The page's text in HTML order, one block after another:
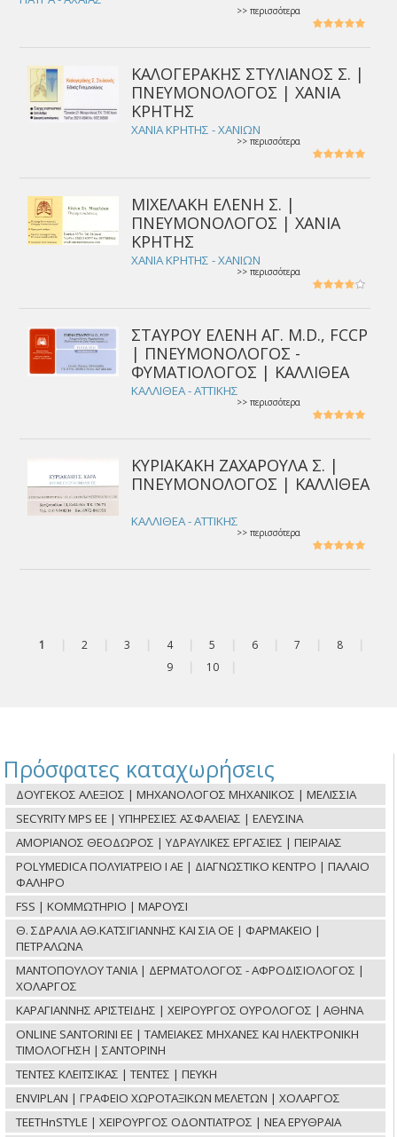
>> περισσότερα
ΚΑΛΟΓΕΡΑΚΗΣ ΣΤΥΛΙΑΝΟΣ Σ. |
ΠΝΕΥΜΟΝΟΛΟΓΟΣ | ΧΑΝΙΑ
ΚΡΗΤΗΣ
ΧΑΝΙΑ ΚΡΗΤΗΣ - ΧΑΝΙΩΝ
>> περισσότερα
ΜΙΧΕΛΑΚΗ ΕΛΕΝΗ Σ. |
ΠΝΕΥΜΟΝΟΛΟΓΟΣ | ΧΑΝΙΑ
ΚΡΗΤΗΣ
ΧΑΝΙΑ ΚΡΗΤΗΣ - ΧΑΝΙΩΝ
>> περισσότερα
ΣΤΑΥΡΟΥ ΕΛΕΝΗ ΑΓ. M.D., FCCP
| ΠΝΕΥΜΟΝΟΛΟΓΟΣ -
ΦΥΜΑΤΙΟΛΟΓΟΣ | ΚΑΛΛΙΘΕΑ
ΚΑΛΛΙΘΕΑ - ΑΤΤΙΚΗΣ
>> περισσότερα
ΚΥΡΙΑΚΑΚΗ ΖΑΧΑΡΟΥΛΑ Σ. |
ΠΝΕΥΜΟΝΟΛΟΓΟΣ | ΚΑΛΛΙΘΕΑ
ΚΑΛΛΙΘΕΑ - ΑΤΤΙΚΗΣ
>> περισσότερα
1 2 3 4 5 6 7 8
9
10
Πρόσφατες καταχωρήσεις
ΔΟΥΓΕΚΟΣ ΑΛΕΞΙΟΣ | ΜΗΧΑΝΟΛΟΓΟΣ ΜΗΧΑΝΙΚΟΣ | ΜΕΛΙΣΣΙΑ
SECYRITY MPS ΕΕ | ΥΠΗΡΕΣΙΕΣ ΑΣΦΑΛΕΙΑΣ | ΕΛΕΥΣΙΝΑ
ΑΜΟΡΙΑΝΟΣ ΘΕΟΔΩΡΟΣ | ΥΔΡΑΥΛΙΚΕΣ ΕΡΓΑΣΙΕΣ | ΠΕΙΡΑΙΑΣ
POLYMEDICA ΠΟΛΥΪΑΤΡΕΙΟ Ι ΑΕ | ΔΙΑΓΝΩΣΤΙΚΟ ΚΕΝΤΡΟ | ΠΑΛΑΙΟ
ΦΑΛΗΡΟ
FSS | ΚΟΜΜΩΤΗΡΙΟ | ΜΑΡΟΥΣΙ
Θ. ΣΔΡΑΛΙΑ ΑΘ.ΚΑΤΣΙΓΙΑΝΝΗΣ ΚΑΙ ΣΙΑ ΟΕ | ΦΑΡΜΑΚΕΙΟ |
ΠΕΤΡΑΛΩΝΑ
ΜΑΝΤΟΠΟΥΛΟΥ ΤΑΝΙΑ | ΔΕΡΜΑΤΟΛΟΓΟΣ - ΑΦΡΟΔΙΣΙΟΛΟΓΟΣ |
ΧΟΛΑΡΓΟΣ
ΚΑΡΑΓΙΑΝΝΗΣ ΑΡΙΣΤΕΙΔΗΣ | ΧΕΙΡΟΥΡΓΟΣ ΟΥΡΟΛΟΓΟΣ | ΑΘΗΝΑ
ONLINE SANTORINI ΕΕ | ΤΑΜΕΙΑΚΕΣ ΜΗΧΑΝΕΣ ΚΑΙ ΗΛΕΚΤΡΟΝΙΚΗ
ΤΙΜΟΛΟΓΗΣΗ | ΣΑΝΤΟΡΙΝΗ
ΤΕΝΤΕΣ ΚΛΕΙΤΣΙΚΑΣ | ΤΕΝΤΕΣ | ΠΕΥΚΗ
ENVIPLAN | ΓΡΑΦΕΙΟ ΧΩΡΟΤΑΞΙΚΩΝ ΜΕΛΕΤΩΝ | ΧΟΛΑΡΓΟΣ
TEETHnSTYLE | ΧΕΙΡΟΥΡΓΟΣ ΟΔΟΝΤΙΑΤΡΟΣ | ΝΕΑ ΕΡΥΘΡΑΙΑ